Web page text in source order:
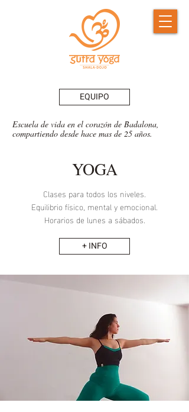
EQUIPO
Escuela de vida en el corazón de Badalona,
compartiendo desde hace mas de 25 años.
YOGA
Clases para todos los niveles.
Equilibrio físico, mental y emocional.
Horarios de lunes a sábados.
+ INFO